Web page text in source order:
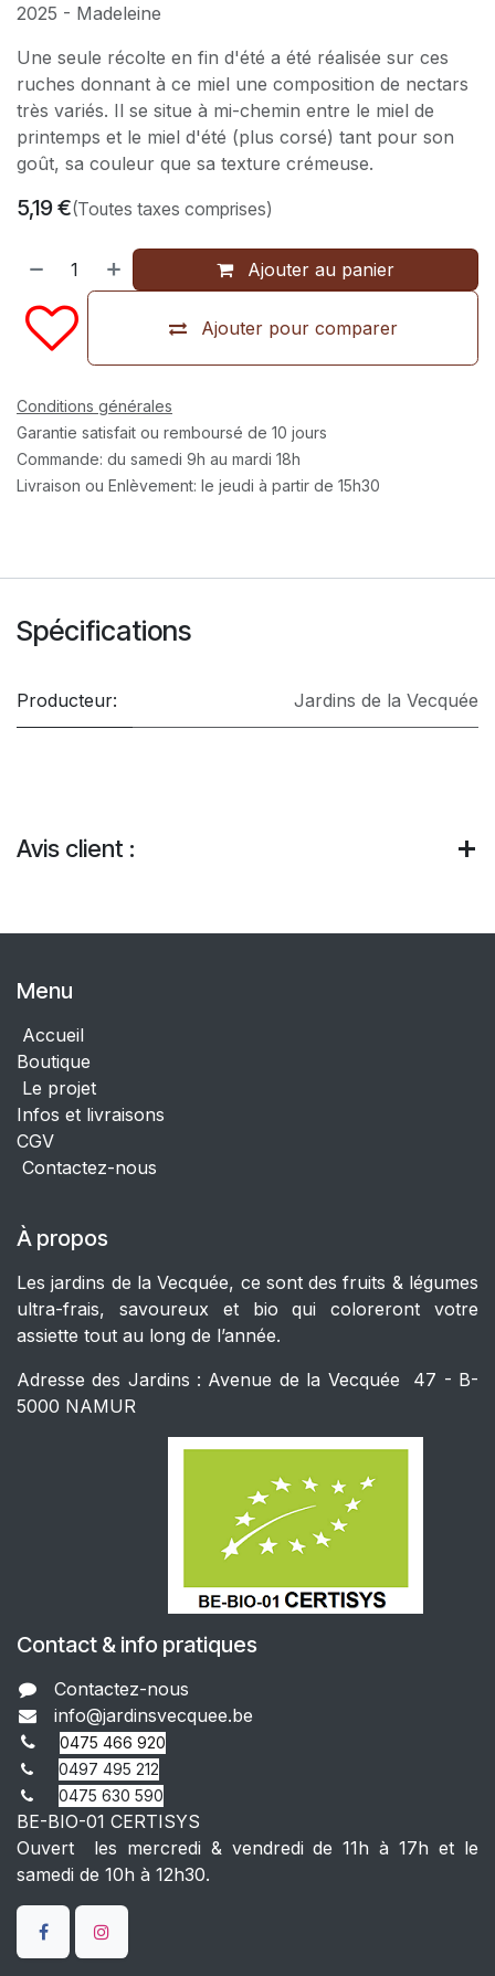
2025 - Madeleine
Une seule récolte en fin d'été a été réalisée sur ces
ruches donnant à ce miel une composition de nectars
très variés. Il se situe à mi-chemin entre le miel de
printemps et le miel d'été (plus corsé) tant pour son
goût, sa couleur que sa texture crémeuse.
5,19€(Toutes taxes comprises)
Ajouter au panier
Ajouter pour comparer
Conditions générales
Garantie satisfait ou remboursé de 10 jours
Commande: du samedi 9h au mardi 18h
Livraison ou Enlèvement: le jeudi à partir de 15h30
Spécifications
Producteur: Jardins de la Vecquée
Avis client :
Menu
Accueil
Boutique
Le projet
Infos et livraisons
CGV
Contactez-nous
À propos
Les jardins de la Vecquée, ce sont des fruits & légumes
ultra-frais, savoureux et bio qui coloreront votre
assiette tout au long de l’année.
Adresse des Jardins : Avenue de la Vecquée 47 - B-
5000 NAMUR
Contact & info pratiques
Contactez-nous
info@jar​dinsvecquee.be
0475 466 920
0497 495 212
0475 630 590
BE-BIO-01 CERTISYS
Ouvert les mercredi & vendredi de 11h à 17h et le
samedi de 10h à 12h30.